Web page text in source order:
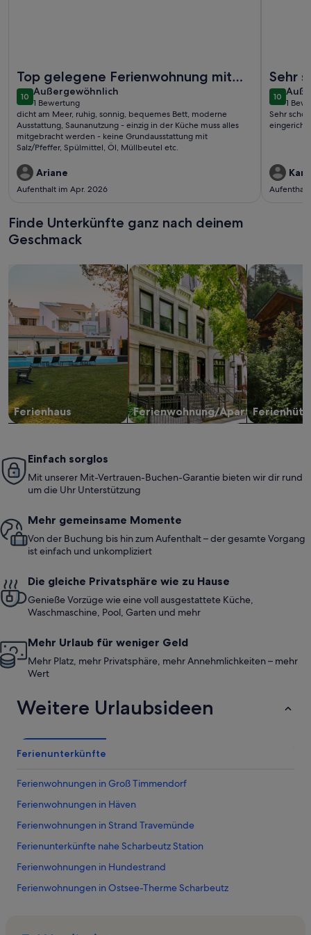
Top gelegene Ferienwohnung mit
Sonnenbalkon
1010 von 10
Außergewöhnlich
außergewöhnlich
1 Bewertung
(1
bewertung)
dicht am Meer, ruhig, sonnig, bequemes Bett, moderne
Ausstattung, Saunanutzung - einzig in der Küche muss alles
mitgebracht werden - keine Grundausstattung mit
Salz/Pfeffer, Spülmittel, Öl, Müllbeutel etc.
Ariane
Aufenthalt im Apr. 2026
Sehr
1010 von
1
(1
Sehr
Finde Unterkünfte ganz nach deinem
Geschmack
Ferienhaus
Suche nach Ferienhäusern
Ferienwohnung/Apartment
Suche nach Ferienwohnungen oder
Suche nach
Einfach sorglos
Mit unserer Mit-Vertrauen-Buchen-Garantie bieten wir dir rund
um die Uhr Unterstützung
Mehr gemeinsame Momente
Von der Buchung bis hin zum Aufenthalt – der gesamte Vorgang
ist einfach und unkompliziert
Die gleiche Privatsphäre wie zu Hause
Genieße Vorzüge wie eine voll ausgestattete Küche,
Waschmaschine, Pool, Garten und mehr
Mehr Urlaub für weniger Geld
Mehr Platz, mehr Privatsphäre, mehr Annehmlichkeiten – mehr
Wert
Weitere Urlaubsideen
Ferienunterkünfte
Ferienwohnungen in Groß Timmendorf
Ferienwohnungen in Häven
Ferienwohnungen in Strand Travemünde
Ferienunterkünfte nahe Scharbeutz Station
Ferienwohnungen in Hundestrand
Ferienwohnungen in Ostsee-Therme Scharbeutz